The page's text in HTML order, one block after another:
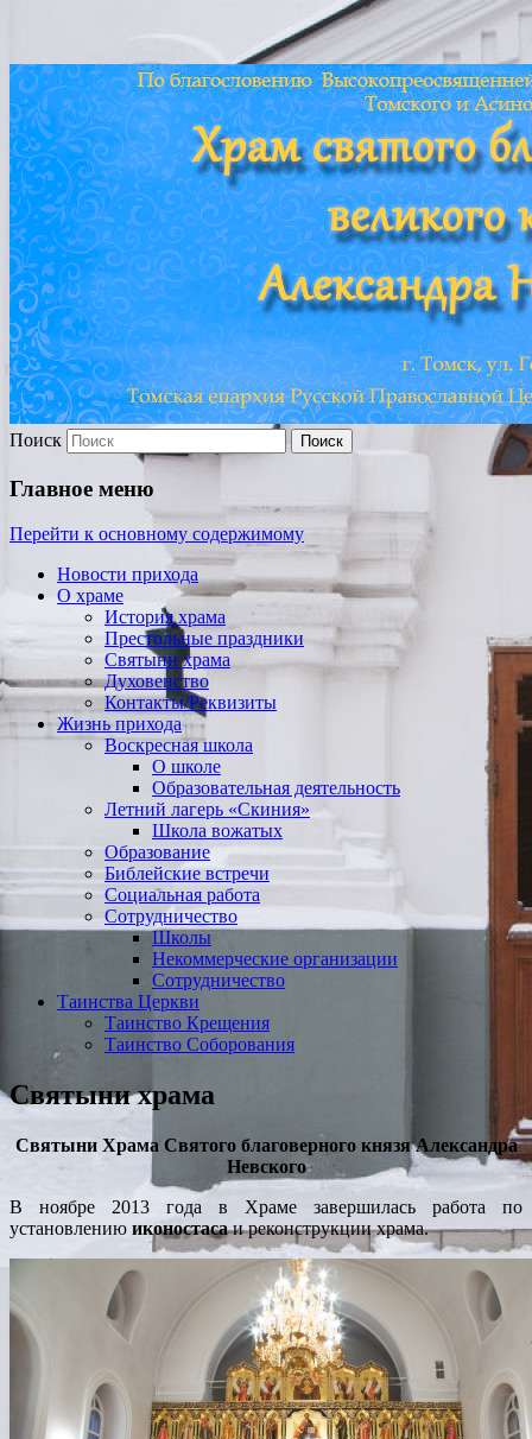
Храм св. Александра
Невского г. Томска
Поиск
Главное меню
Перейти к основному содержимому
Новости прихода
О храме
История храма
Престольные праздники
Святыни храма
Духовенство
Контакты/Реквизиты
Жизнь прихода
Воскресная школа
О школе
Образовательная деятельность
Летний лагерь «Скиния»
Школа вожатых
Образование
Библейские встречи
Социальная работа
Сотрудничество
Школы
Некоммерческие организации
Сотрудничество
Таинства Церкви
Таинство Крещения
Таинство Соборования
Святыни храма
Святыни Храма Святого благоверного князя Александра
Невского
В ноябре 2013 года в Храме завершилась работа по
установлению иконостасаи реконструкции храма.